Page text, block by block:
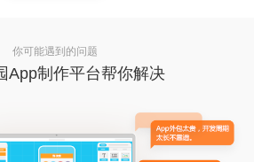
你可能遇到的问题
App制作平台帮你解决